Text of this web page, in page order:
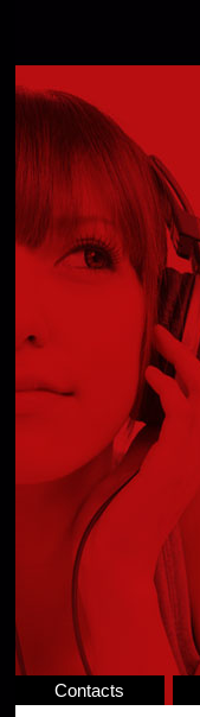
Contacts